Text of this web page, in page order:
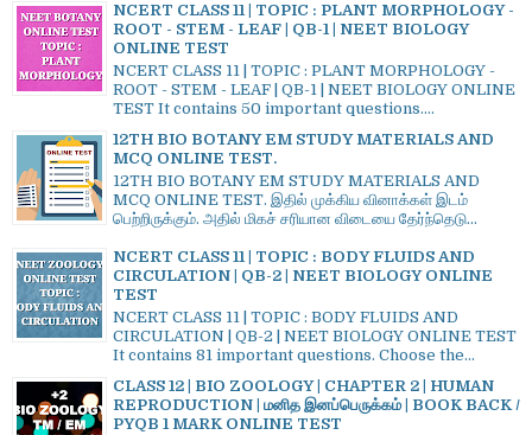
NCERT CLASS 11 | TOPIC : PLANT MORPHOLOGY -
ROOT - STEM - LEAF | QB-1 | NEET BIOLOGY
ONLINE TEST
NCERT CLASS 11 | TOPIC : PLANT MORPHOLOGY -
ROOT - STEM - LEAF | QB-1 | NEET BIOLOGY ONLINE
TEST It contains 50 important questions....
12TH BIO BOTANY EM STUDY MATERIALS AND
MCQ ONLINE TEST.
12TH BIO BOTANY EM STUDY MATERIALS AND
MCQ ONLINE TEST. இதில் முக்கிய வினாக்கள் இடம்
பெற்றிருக்கும். அதில் மிகச் சரியான விடையை தேர்ந்தெடு...
NCERT CLASS 11 | TOPIC : BODY FLUIDS AND
CIRCULATION | QB-2 | NEET BIOLOGY ONLINE
TEST
NCERT CLASS 11 | TOPIC : BODY FLUIDS AND
CIRCULATION | QB-2 | NEET BIOLOGY ONLINE TEST
It contains 81 important questions. Choose the...
CLASS 12 | BIO ZOOLOGY | CHAPTER 2 | HUMAN
REPRODUCTION | மனித இனப்பெருக்கம் | BOOK BACK /
PYQB 1 MARK ONLINE TEST